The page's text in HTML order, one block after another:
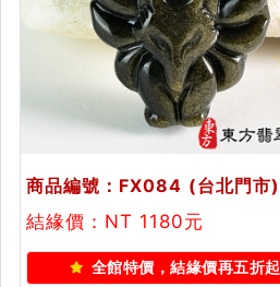
商品編號：FX084 (台北門市)
結緣價：NT 1180元
全館特價，結緣價再五折起